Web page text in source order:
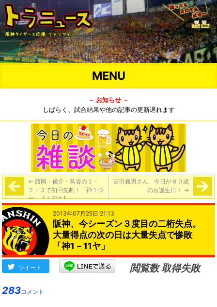
MENU
－ お知らせ －
しばらく、試合結果や他の記事の更新遅れます
← 西岡・俊介・鳥谷の１・
２・３で初回先制！「神 1-0
ヤ」【１回表】
吉田義男さん、今日が８０歳
のお誕生日！ →
2013年07月25日 21:13
阪神、今シーズン３度目の二桁失点。
大量得点の次の日は大量失点で惨敗
「神1－11ヤ」
ツイート
閲覧数 取得失敗
283コメント